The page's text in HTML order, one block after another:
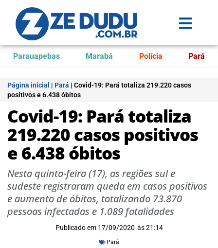
Parauapebas Marabá Polícia Pará
Página inicial | Pará | Covid-19: Pará totaliza 219.220 casos
positivos e 6.438 óbitos
Covid-19: Pará totaliza
219.220 casos positivos
e 6.438 óbitos
Nesta quinta-feira (17), as regiões sul e
sudeste registraram queda em casos positivos
e aumento de óbitos, totalizando 73.870
pessoas infectadas e 1.089 fatalidades
Publicado em 17/09/2020 às 21:14
Pará